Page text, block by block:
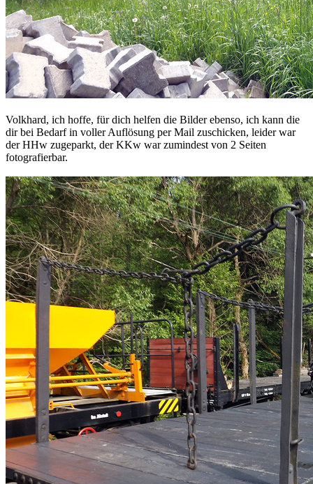
Volkhard, ich hoffe, für dich helfen die Bilder ebenso, ich kann die
dir bei Bedarf in voller Auflösung per Mail zuschicken, leider war
der HHw zugeparkt, der KKw war zumindest von 2 Seiten
fotografierbar.